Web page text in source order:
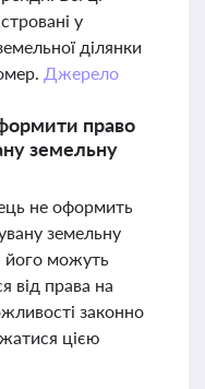
у
ділянки
Джерело
право
земельну
не оформить
земельну
його можуть
від права на
законно
цією